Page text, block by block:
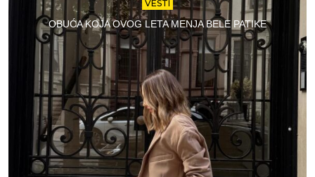
VESTI
OBUĆA KOJA OVOG LETA MENJA BELE PATIKE